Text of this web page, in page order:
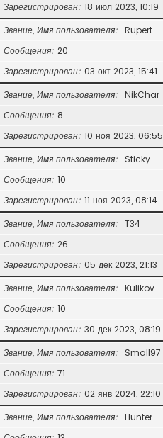
Зарегистрирован 18 июл 2023, 10:19
Звание, Имя пользователя
Rupert
Сообщения 20
Зарегистрирован 03 окт 2023, 15:41
Звание, Имя пользователя
NikChar
Сообщения 8
Зарегистрирован 10 ноя 2023, 06:55
Звание, Имя пользователя
Sticky
Сообщения 10
Зарегистрирован 11 ноя 2023, 08:14
Звание, Имя пользователя
T34
Сообщения 26
Зарегистрирован 05 дек 2023, 21:13
Звание, Имя пользователя
Kulikov
Сообщения 10
Зарегистрирован 30 дек 2023, 08:19
Звание, Имя пользователя
Small97
Сообщения 71
Зарегистрирован 02 янв 2024, 22:10
Звание, Имя пользователя
Hunter